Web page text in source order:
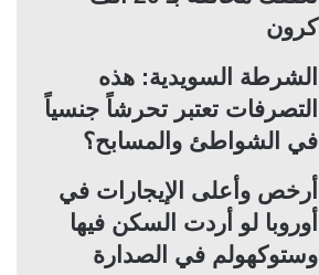
كرون
الشرطة السويدية: هذه
التصرفات تعتبر تحرشاً جنسياً
في الشواطئ والمسابح؟
أرخص وأعلى الإيجارات في
أوروبا لو أردت السكن فيها
وستوكهولم في الصدارة